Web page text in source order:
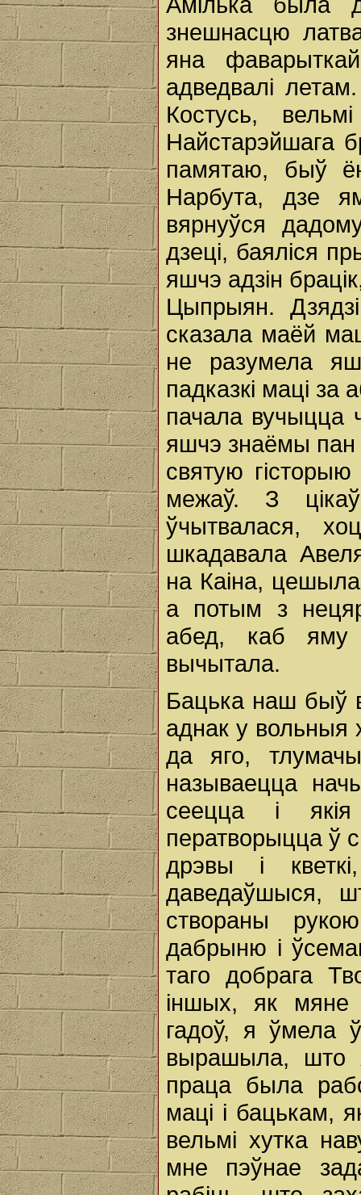
знешнасцю
яна
адведвалі
Костусь,
Найстарэйшага
памятаю, быў
Нарбута, дзе
вярнуўся
дзеці, баяліся
яшчэ адзін
Цыпрыян.
сказала маёй
не разумела
падказкі маці за
пачала вучыцца
яшчэ знаёмы пан
святую
межаў. З
ўчытвалася,
шкадавала
на Каіна,
а потым з
абед, каб яму
вычытала.
Бацька наш быў
аднак у вольныя
да яго,
называецца
сеецца і
ператворыцца ў
дрэвы і
даведаўшыся,
створаны
дабрыню і
таго добрага
іншых, як
гадоў, я ўмела
вырашыла, што
праца была
маці і бацькам,
вельмі хутка
мне пэўнае